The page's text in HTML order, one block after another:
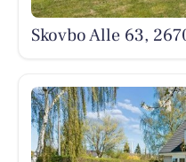
Skovbo Alle 63,